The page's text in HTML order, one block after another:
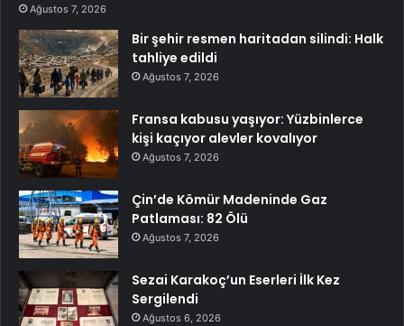
Ağustos 7, 2026
Bir şehir resmen haritadan silindi: Halk
tahliye edildi
Ağustos 7, 2026
Fransa kabusu yaşıyor: Yüzbinlerce
kişi kaçıyor alevler kovalıyor
Ağustos 7, 2026
Çin’de Kömür Madeninde Gaz
Patlaması: 82 Ölü
Ağustos 7, 2026
Sezai Karakoç’un Eserleri İlk Kez
Sergilendi
Ağustos 6, 2026